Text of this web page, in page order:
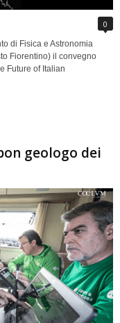
0
di Fisica e Astronomia
Fiorentino) il convegno
Future of Italian
geologo dei